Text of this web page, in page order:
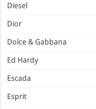
Diesel
Dior
Dolce & Gabbana
Ed Hardy
Escada
Esprit